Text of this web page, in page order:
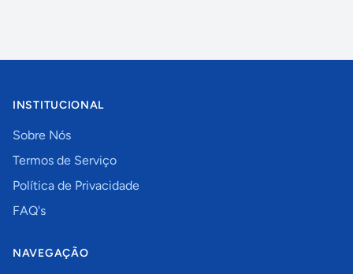
INSTITUCIONAL
Sobre Nós
Termos de Serviço
Política de Privacidade
FAQ's
NAVEGAÇÃO